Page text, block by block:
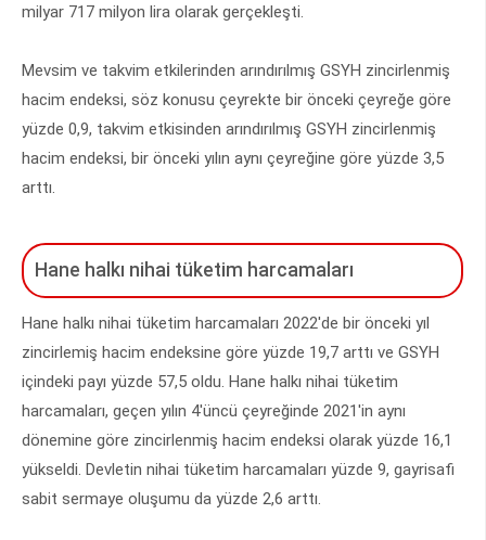
milyar 717 milyon lira olarak gerçekleşti.
Mevsim ve takvim etkilerinden arındırılmış GSYH zincirlenmiş
hacim endeksi, söz konusu çeyrekte bir önceki çeyreğe göre
yüzde 0,9, takvim etkisinden arındırılmış GSYH zincirlenmiş
hacim endeksi, bir önceki yılın aynı çeyreğine göre yüzde 3,5
arttı.
Hane halkı nihai tüketim harcamaları
Hane halkı nihai tüketim harcamaları 2022'de bir önceki yıl
zincirlemiş hacim endeksine göre yüzde 19,7 arttı ve GSYH
içindeki payı yüzde 57,5 oldu. Hane halkı nihai tüketim
harcamaları, geçen yılın 4'üncü çeyreğinde 2021'in aynı
dönemine göre zincirlenmiş hacim endeksi olarak yüzde 16,1
yükseldi. Devletin nihai tüketim harcamaları yüzde 9, gayrisafi
sabit sermaye oluşumu da yüzde 2,6 arttı.